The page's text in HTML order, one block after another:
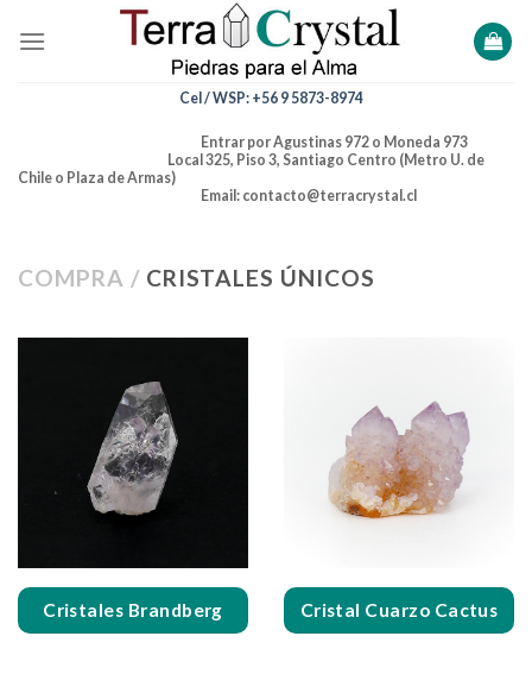
Cel / WSP: +56 9 5873-8974
Entrar por Agustinas 972 o Moneda 973
Local 325, Piso 3, Santiago Centro (Metro U. de
Chile o Plaza de Armas)
Email: contacto@terracrystal.cl
COMPRA / CRISTALES ÚNICOS
Cristales Brandberg Cristal Cuarzo Cactus